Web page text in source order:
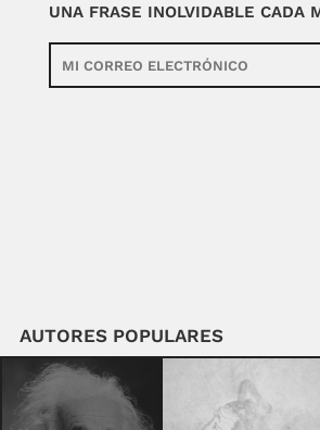
UNA FRASE INOLVIDABLE CADA
AUTORES POPULARES